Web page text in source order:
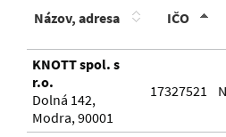
Názov, adresa IČO
KNOTT spol. s
r.o.
Dolná 142,
Modra, 90001
17327521